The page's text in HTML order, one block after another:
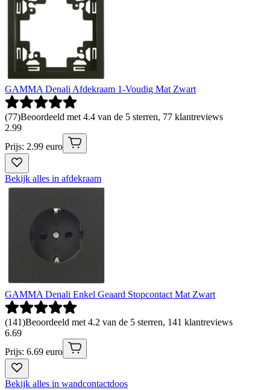
GAMMA Denali Afdekraam 1-Voudig Mat Zwart
(77)Beoordeeld met 4.4 van de 5 sterren, 77 klantreviews
2.99
Prijs: 2.99 euro
Bekijk alles in afdekraam
GAMMA Denali Enkel Geaard Stopcontact Mat Zwart
(141)Beoordeeld met 4.2 van de 5 sterren, 141 klantreviews
6.69
Prijs: 6.69 euro
Bekijk alles in wandcontactdoos